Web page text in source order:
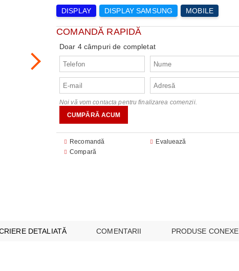
PORTABILI
COMBINE FRIGORIFICE
MICROUNDE
SI CUPTOARE INCORPORABILE
MULTICOOKERS
ȘI UMIDIFICATOARE
ȘI SECURITATE
DISPLAY DISPLAY SAMSUNG MOBILE
COMANDĂ RAPIDĂ
Doar 4 câmpuri de completat
Noi vă vom contacta pentru finalizarea comenzii.
Recomandă
Evaluează
Compară
DETALIATĂ COMENTARII PRODUSE CONEXE